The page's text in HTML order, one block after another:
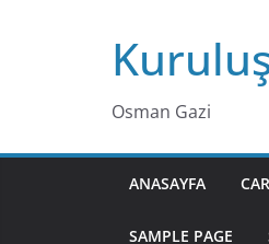
Osman Gazi
ANASAYFA
SAMPLE PAGE